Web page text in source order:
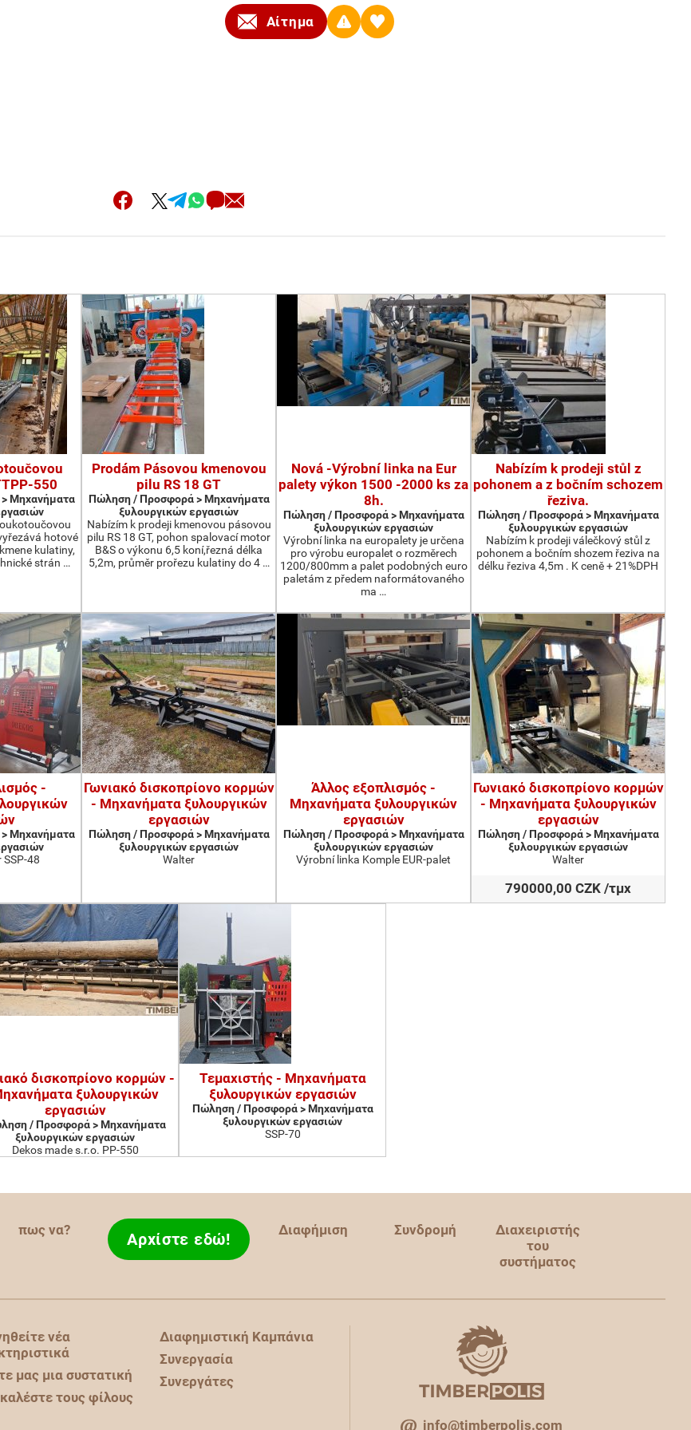
Αίτημα
550
Μηχανήματα
hotové
kulatiny,
strán …
Prodám Pásovou kmenovou
pilu RS 18 GT
Πώληση / Προσφορά > Μηχανήματα
ξυλουργικών εργασιών
Nabízím k prodeji kmenovou pásovou
pilu RS 18 GT, pohon spalovací motor
B&S o výkonu 6,5 koní,řezná délka
5,2m, průměr prořezu kulatiny do 4 …
Nová -Výrobní linka na Eur
palety výkon 1500 -2000 ks za
8h.
Πώληση / Προσφορά > Μηχανήματα
ξυλουργικών εργασιών
Výrobní linka na europalety je určena
pro výrobu europalet o rozměrech
1200/800mm a palet podobných euro
paletám z předem naformátovaného
ma …
Nabízím k prodeji stůl z
pohonem a z bočním schozem
řeziva.
Πώληση / Προσφορά > Μηχανήματα
ξυλουργικών εργασιών
Nabízím k prodeji válečkový stůl z
pohonem a bočním shozem řeziva na
délku řeziva 4,5m . K ceně + 21%DPH
-
Μηχανήματα
48
Γωνιακό δισκοπρίονο κορμών
- Μηχανήματα ξυλουργικών
εργασιών
Πώληση / Προσφορά > Μηχανήματα
ξυλουργικών εργασιών
Walter
Άλλος εξοπλισμός -
Μηχανήματα ξυλουργικών
εργασιών
Πώληση / Προσφορά > Μηχανήματα
ξυλουργικών εργασιών
Výrobní linka Komple EUR-palet
Γωνιακό δισκοπρίονο κορμών
- Μηχανήματα ξυλουργικών
εργασιών
Πώληση / Προσφορά > Μηχανήματα
ξυλουργικών εργασιών
Walter
790000,00 CZK /τμχ
δισκοπρίονο κορμών -
ξυλουργικών
εργασιών
/ Προσφορά > Μηχανήματα
ξυλουργικών εργασιών
Dekos made s.r.o. PP-550
Τεμαχιστής - Μηχανήματα
ξυλουργικών εργασιών
Πώληση / Προσφορά > Μηχανήματα
ξυλουργικών εργασιών
SSP-70
πως να? Αρχίστε εδώ! Διαφήμιση Συνδρομή
Διαχειριστής
του
συστήματος
νέα
μας μια συστατική
τους φίλους
Διαφημιστική Καμπάνια
Συνεργασία
Συνεργάτες
info@timberpolis.com